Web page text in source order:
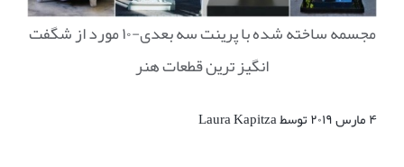
مجسمه ساخته شده با پرینت سه بعدی-۱۰ مورد از شگفت
انگیز ترین قطعات هنر
۴ مارس ۲۰۱۹ توسط Laura Kapitza